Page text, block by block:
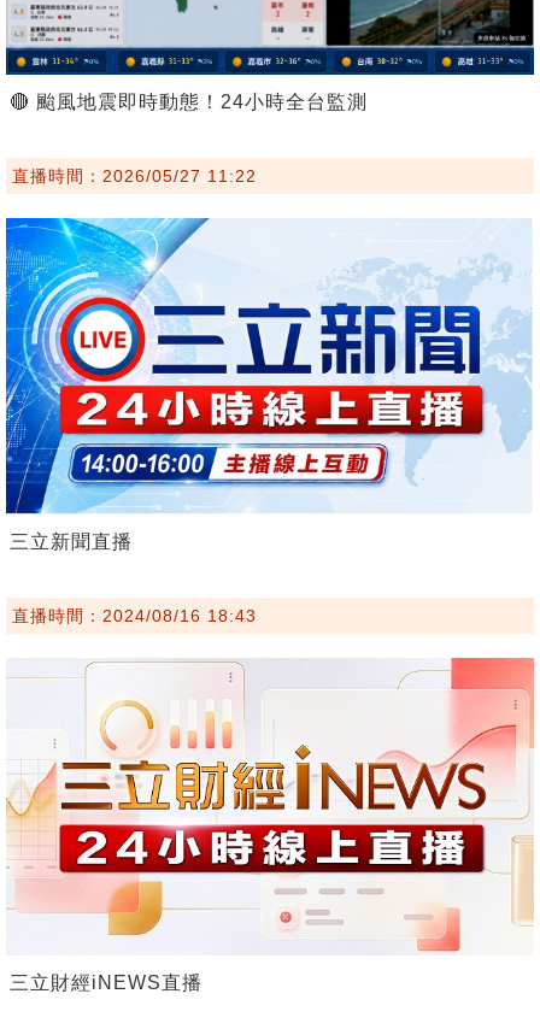
🔴 颱風地震即時動態！24小時全台監測
直播時間：2026/05/27 11:22
三立新聞直播
直播時間：2024/08/16 18:43
三立財經iNEWS直播